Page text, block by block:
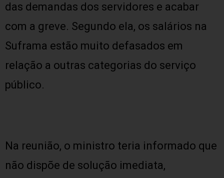
das demandas dos servidores e acabar
com a greve. Segundo ela, os salários na
Suframa estão muito defasados em
relação a outras categorias do serviço
público.
Na reunião, o ministro teria informado que
não dispõe de solução imediata,